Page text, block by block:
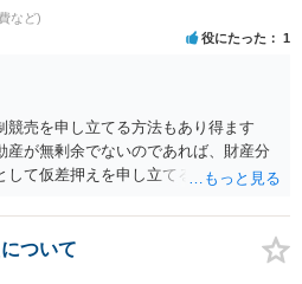
財産分与は、基本的には夫婦が婚姻
度ですので、不貞行為の有無とは別
職金等の資料を確保しておくことが重
は、夫婦間の責任問題とは別に、
なるか」という観点です。そのた
が主として養育しているのであれ
入浴・寝かしつけ等の日常的な育児、
園との連絡、夫婦それぞれの勤務状
母双方がそれぞれの収入に応じて負担
など)
役にたった 1
売を申し立てる方法もあり得ます
産が無剰余でないのであれば、財産分
して仮差押えを申し立てる（法的には
いるのであれば、担当弁護士とよく相
ついて